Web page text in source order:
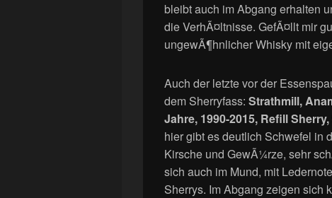
bleibt auch im Abgang erhalten
die VerhÃ¤ltnisse. GefÃ¤llt mir
ungewÃ¶hnlicher Whisky mit
Auch der letzte vor der
dem Sherryfass: Strathmill,
Jahre, 1990-2015, Refill Sherry,
hier gibt es deutlich Schwefel in
Kirsche und GewÃ¼rze, sehr
sich auch im Mund, mit
Sherrys. Im Abgang zeigen sich